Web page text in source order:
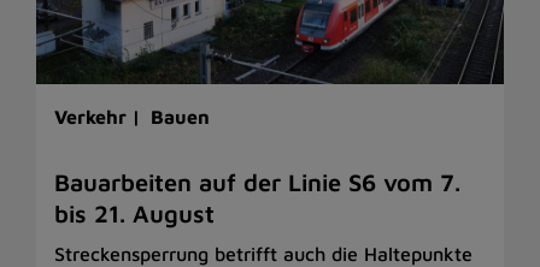
Verkehr | Bauen
Bauarbeiten auf der Linie S6 vom 7.
bis 21. August
Streckensperrung betrifft auch die Haltepunkte